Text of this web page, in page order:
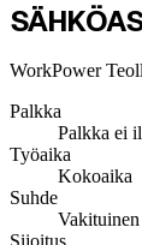
WorkPower
Palkka
Palkka ei
Työaika
Kokoaika
Suhde
Vakituinen
Sijoitus